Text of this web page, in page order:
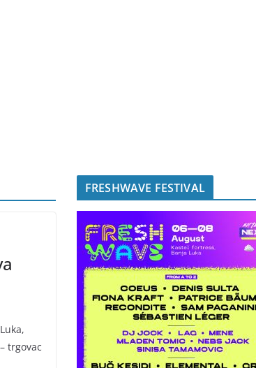
trgovac
FRESHWAVE FESTIVAL